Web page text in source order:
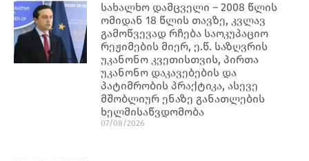
სახალხო დამცველი – 2008 წლის
ომიდან 18 წლის თავზე, კვლავ
გამოწვევად რჩება საოკუპაციო
რეჟიმების მიერ, ე.წ. საზღვრის
უკანონო კვეთისთვის, პირთა
უკანონო დაკავებების და
პატიმრობის პრაქტიკა, ასევე
მშობლიურ ენაზე განათლების
ხელმისაწვდომობა
07/08/2026